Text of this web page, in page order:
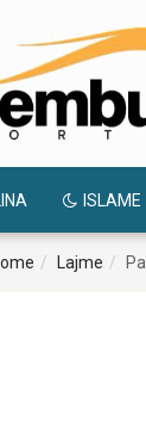
ISLAME
Lajme